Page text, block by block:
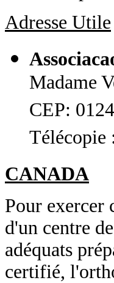
Adresse Utile
Madame
CEP:
Télécopie
CANADA
Pour exercer
d'un centre
adéquats
certifié,